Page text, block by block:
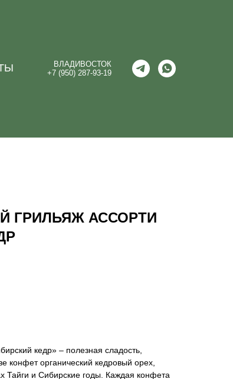
ВЛАДИВОСТОК
+7 (950) 287-93-19
ГРИЛЬЯЖ АССОРТИ
кедр» – полезная сладость,
конфет органический кедровый орех,
Тайги и Сибирские годы. Каждая конфета